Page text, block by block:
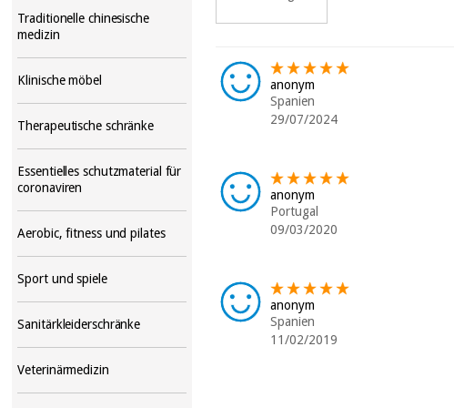
Traditionelle chinesische
medizin
Klinische möbel
Therapeutische schränke
Essentielles schutzmaterial für
coronaviren
Aerobic, fitness und pilates
Sport und spiele
Sanitärkleiderschränke
Veterinärmedizin
anonym
Spanien
29/07/2024
anonym
Portugal
09/03/2020
anonym
Spanien
11/02/2019